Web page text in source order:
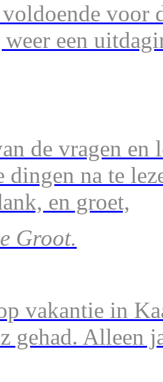
voor
weer een
de vragen en
dingen na te
en groet,
Groot.
vakantie in
gehad. Alleen